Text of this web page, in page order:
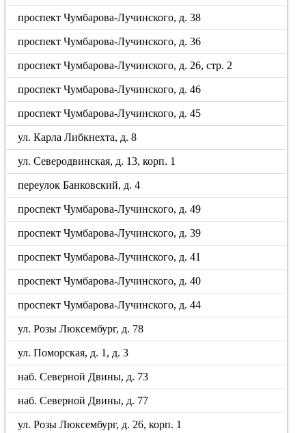
проспект Чумбарова-Лучинского, д. 38
проспект Чумбарова-Лучинского, д. 36
проспект Чумбарова-Лучинского, д. 26, стр. 2
проспект Чумбарова-Лучинского, д. 46
проспект Чумбарова-Лучинского, д. 45
ул. Карла Либкнехта, д. 8
ул. Северодвинская, д. 13, корп. 1
переулок Банковский, д. 4
проспект Чумбарова-Лучинского, д. 49
проспект Чумбарова-Лучинского, д. 39
проспект Чумбарова-Лучинского, д. 41
проспект Чумбарова-Лучинского, д. 40
проспект Чумбарова-Лучинского, д. 44
ул. Розы Люксембург, д. 78
ул. Поморская, д. 1, д. 3
наб. Северной Двины, д. 73
наб. Северной Двины, д. 77
ул. Розы Люксембург, д. 26, корп. 1